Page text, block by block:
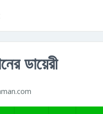
ডায়েরী